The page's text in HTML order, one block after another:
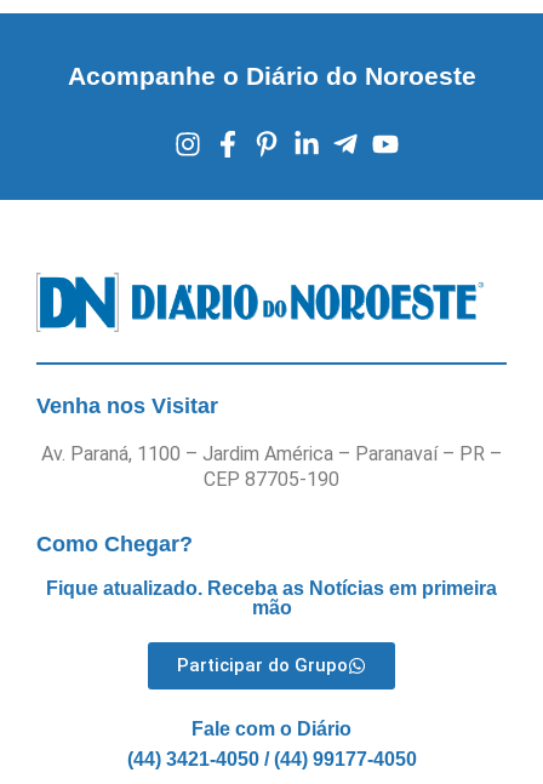
Acompanhe o Diário do Noroeste
Venha nos Visitar
Av. Paraná, 1100 – Jardim América – Paranavaí – PR –
CEP 87705-190
Como Chegar?
Fique atualizado. Receba as Notícias em primeira
mão
Participar do Grupo
Fale com o Diário
(44) 3421-4050 / (44) 99177-4050